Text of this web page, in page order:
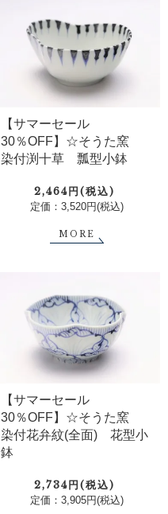
【サマーセール
30％OFF】☆そうた窯
染付渕十草 瓢型小鉢
2,464円(税込)
定価：3,520円(税込)
MORE
【サマーセール
30％OFF】☆そうた窯
染付花弁紋(全面) 花型小
鉢
2,734円(税込)
定価：3,905円(税込)